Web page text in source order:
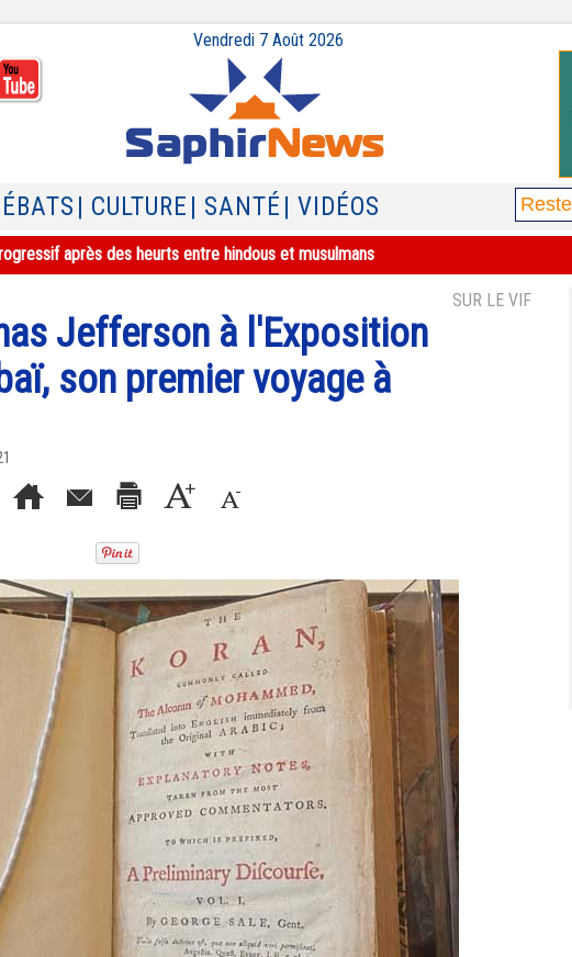
Vendredi 7 Août 2026
| CULTURE | SANTÉ | VIDÉOS
après des heurts entre hindous et musulmans
SUR LE VIF
Jefferson à l'Exposition
son premier voyage à